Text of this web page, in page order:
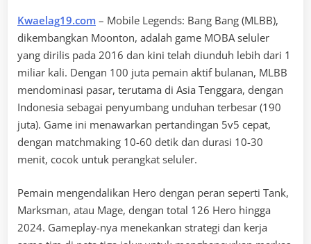
Kwaelag19.com – Mobile Legends: Bang Bang (MLBB),
dikembangkan Moonton, adalah game MOBA seluler
yang dirilis pada 2016 dan kini telah diunduh lebih dari 1
miliar kali. Dengan 100 juta pemain aktif bulanan, MLBB
mendominasi pasar, terutama di Asia Tenggara, dengan
Indonesia sebagai penyumbang unduhan terbesar (190
juta). Game ini menawarkan pertandingan 5v5 cepat,
dengan matchmaking 10-60 detik dan durasi 10-30
menit, cocok untuk perangkat seluler.
Pemain mengendalikan Hero dengan peran seperti Tank,
Marksman, atau Mage, dengan total 126 Hero hingga
2024. Gameplay-nya menekankan strategi dan kerja